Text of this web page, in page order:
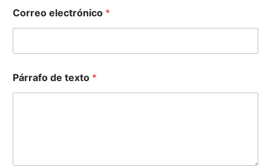
N
o
b
e
e
l
Correo electrónico *
Párrafo de texto *